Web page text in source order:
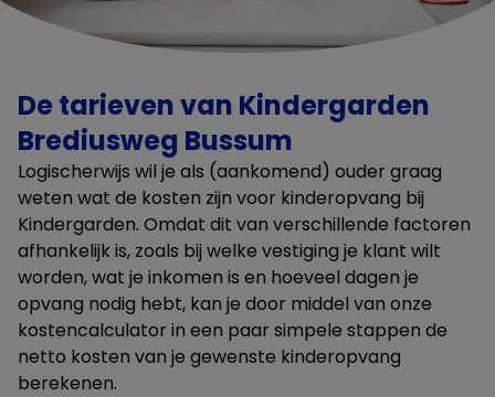
De tarieven van Kindergarden
Brediusweg Bussum
Logischerwijs wil je als (aankomend) ouder graag
weten wat de kosten zijn voor kinderopvang bij
Kindergarden. Omdat dit van verschillende factoren
afhankelijk is, zoals bij welke vestiging je klant wilt
worden, wat je inkomen is en hoeveel dagen je
opvang nodig hebt, kan je door middel van onze
kostencalculator in een paar simpele stappen de
netto kosten van je gewenste kinderopvang
berekenen.